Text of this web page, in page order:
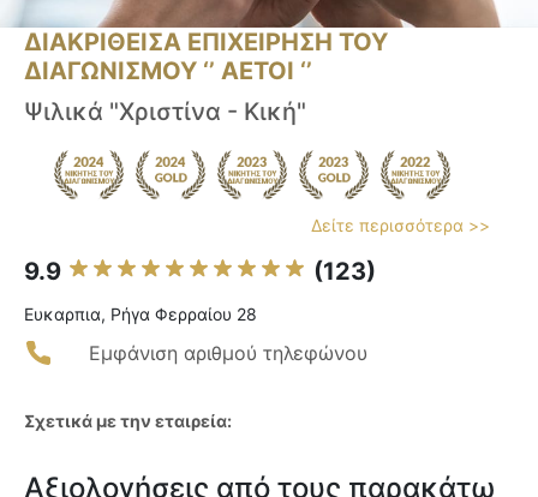
ΔΙΑΚΡΙΘΕΙΣΑ ΕΠΙΧΕΙΡΗΣΗ ΤΟΥ
ΔΙΑΓΩΝΙΣΜΟΥ ‘’ ΑΕΤΟΙ ‘’
Ψιλικά "Χριστίνα - Κική"
Δείτε περισσότερα >>
9.9 (123)
Ευκαρπια, Ρήγα Φερραίου 28
Εμφάνιση αριθμού τηλεφώνου
Σχετικά με την εταιρεία:
Αξιολογήσεις από τους παρακάτω